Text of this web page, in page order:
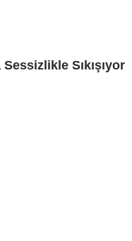
Sıkışıyor